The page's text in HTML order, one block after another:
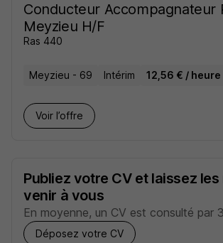
Conducteur Accompagnateur
Meyzieu H/F
Ras 440
Meyzieu - 69 Intérim 12,56 € / heure
Voir l’offre
Publiez votre CV et laissez
venir à vous
En moyenne, un CV est consulté par
Déposez votre CV